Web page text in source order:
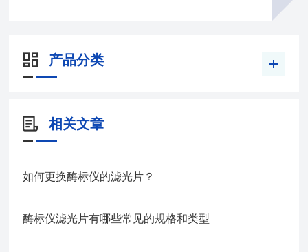
产品分类
相关文章
如何更换酶标仪的滤光片？
酶标仪滤光片有哪些常见的规格和类型